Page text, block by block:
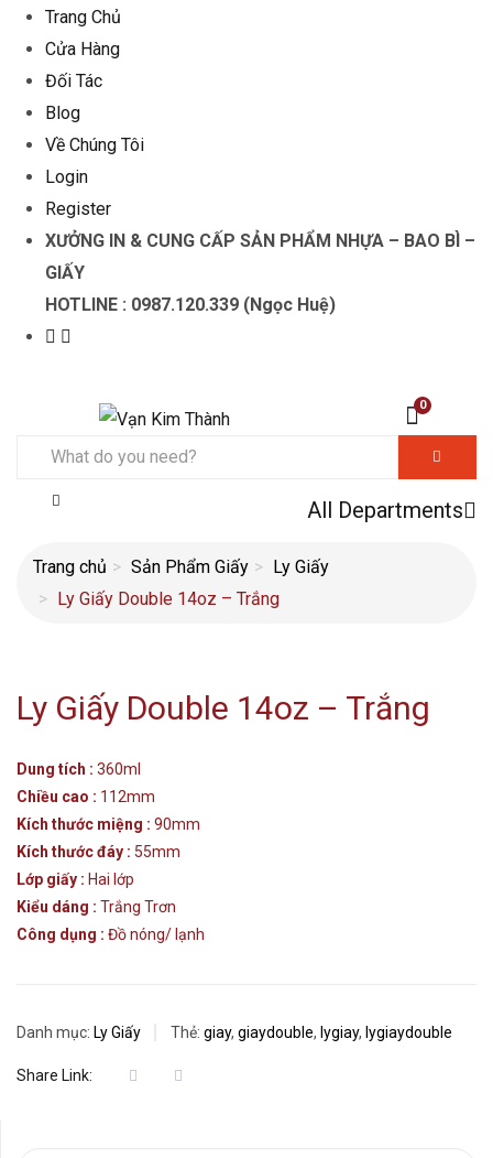
Trang Chủ
Cửa Hàng
Đối Tác
Blog
Về Chúng Tôi
Login
Register
XƯỞNG IN & CUNG CẤP SẢN PHẨM NHỰA – BAO BÌ –
GIẤY
HOTLINE : 0987.120.339 (Ngọc Huệ)
0
All Departments
Trang chủ Sản Phẩm Giấy
Ly Giấy
Ly Giấy Double 14oz – Trắng
Ly Giấy Double 14oz – Trắng
Dung tích : 360ml
Chiều cao : 112mm
Kích thước miệng : 90mm
Kích thước đáy : 55mm
Lớp giấy : Hai lớp
Kiểu dáng : Trắng Trơn
Công dụng : Đồ nóng/ lạnh
Danh mục: Ly Giấy Thẻ: giay, giaydouble, lygiay, lygiaydouble
Share Link: